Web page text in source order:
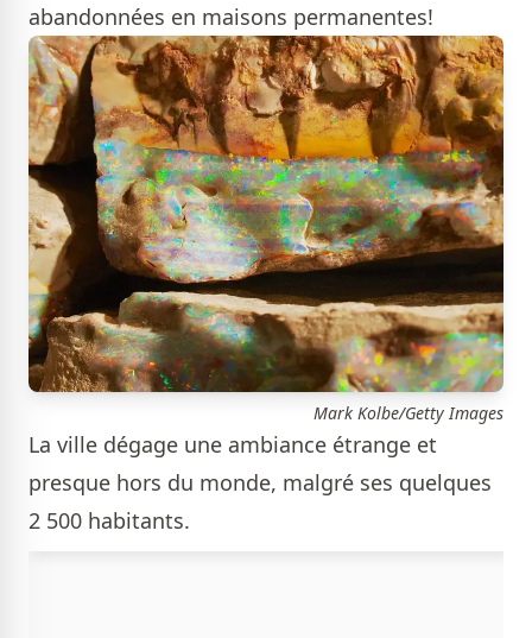
abandonnées en maisons permanentes!
Mark Kolbe/Getty Images
La ville dégage une ambiance étrange et
presque hors du monde, malgré ses quelques
2 500 habitants.